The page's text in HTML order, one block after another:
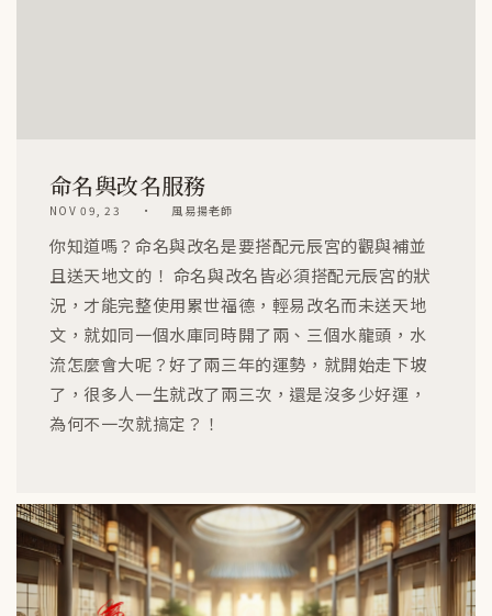
命名與改名服務
NOV 09, 23 風易揚老師
你知道嗎？命名與改名是要搭配元辰宮的觀與補並
且送天地文的！ 命名與改名皆必須搭配元辰宮的狀
況，才能完整使用累世福德，輕易改名而未送天地
文，就如同一個水庫同時開了兩、三個水龍頭，水
流怎麼會大呢？好了兩三年的運勢，就開始走下坡
了，很多人一生就改了兩三次，還是沒多少好運，
為何不一次就搞定？！